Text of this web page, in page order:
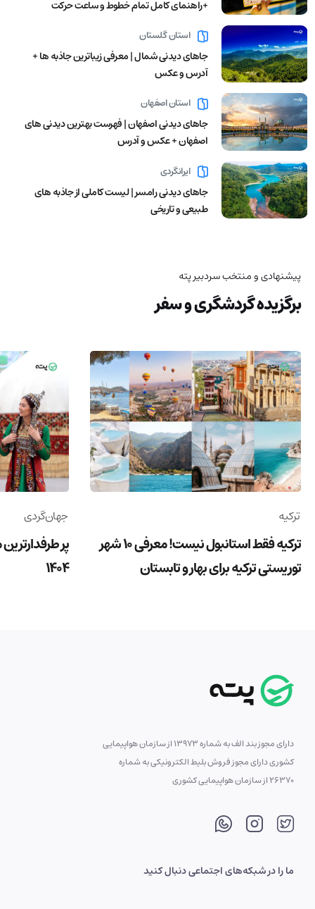
+راهنمای کامل تمام خطوط و ساعت حرکت
استان گلستان
جاهای دیدنی شمال | معرفی زیباترین جاذبه ها +
آدرس و عکس
استان اصفهان
جاهای دیدنی اصفهان | فهرست بهترین دیدنی های
اصفهان + عکس و آدرس
ایرانگردی
جاهای دیدنی رامسر | لیست کاملی از جاذبه های
طبیعی و تاریخی
پیشنهادی و منتخب سردبیر پته
برگزیده گردشگری و سفر
ترکیه
ترکیه فقط استانبول نیست! معرفی 10 شهر
توریستی ترکیه برای بهار و تابستان
جهان‌گردی
پر
1404
دارای مجوز بند الف به شماره 13973 از سازمان هواپیمایی
کشوری دارای مجوز فروش بلیط الکترونیکی به شماره
26370 از سازمان هواپیمایی کشوری
ما را در شبکه‌های اجتماعی دنبال کنید